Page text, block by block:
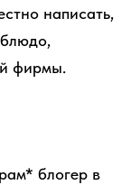
написать,
фирмы.
блогер в